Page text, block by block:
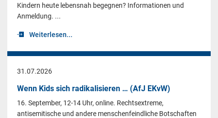
Kindern heute lebensnah begegnen? Informationen und
Anmeldung. ...
Weiterlesen...
31.07.2026
Wenn Kids sich radikalisieren … (AfJ EKvW)
16. September, 12-14 Uhr, online. Rechtsextreme,
antisemitische und andere menschenfeindliche Botschaften